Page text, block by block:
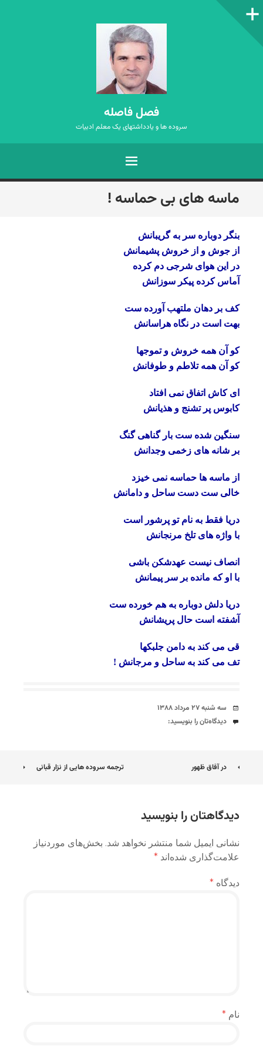
ستون‌کناری
فصل فاصله
سروده ها و یادداشتهای یک معلم ادبیات
فهرست
رفتن
به
ماسه های بی حماسه !
بنگر دوباره سر به گریبانش
از جوش و از خروش پشیمانش
در این هوای شرجی دم کرده
آماس کرده پیکر سوزانش
کف بر دهان ملتهب آورده ست
بهت است در نگاه هراسانش
کو آن همه خروش و تموجها
کو آن همه تلاطم و طوفانش
ای کاش اتفاق نمی افتاد
کابوس پر تشنج و هذیانش
سنگین شده ست بار گناهی گنگ
بر شانه های زخمی وجدانش
از ماسه ها حماسه نمی خیزد
خالی ست دست ساحل و دامانش
دریا فقط به نام تو پرشور است
با واژه های تلخ مرنجانش
انصاف نیست عهدشکن باشی
با او که مانده بر سر پیمانش
دریا دلش دوباره به هم خورده ست
آشفته است حال پریشانش
قی می کند به دامن جلبکها
تف می کند به ساحل و مرجانش !
تاریخ
سه شنبه ۲۷ مرداد ۱۳۸۸
دیدگاه‌ها
دیدگاه‌تان را بنویسید:
ناوبری
در آفاق ظهور ترجمه سروده هایی از نزار قبانی
دیدگاهتان را بنویسید
نشانی ایمیل شما منتشر نخواهد شد. بخش‌های موردنیاز
علامت‌گذاری شده‌اند *
دیدگاه *
نام *